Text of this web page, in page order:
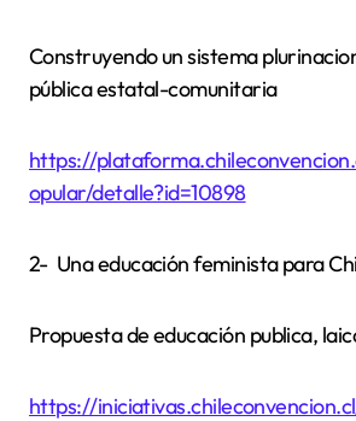
Construyendo un sistema
pública estatal-comunitaria
https://
opular/detalle?id=10898
2- Una educación feminista para
Propuesta de educación publica,
https://